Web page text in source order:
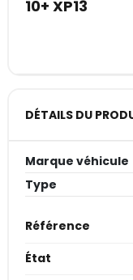
10+ XP13
DÉTAILS DU
Marque véhicule
Type
Référence
État